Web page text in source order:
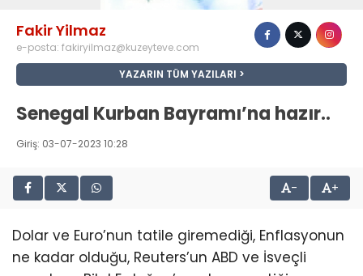
Fakir Yilmaz
e-posta: fakiryilmaz@kuzeyteve.com
YAZARIN TÜM YAZILARI
Senegal Kurban Bayramı’na hazır..
Giriş: 03-07-2023 10:28
- +
Dolar ve Euro’nun tatile giremediği, Enflasyonun
ne kadar olduğu, Reuters’un ABD ve İsveçli